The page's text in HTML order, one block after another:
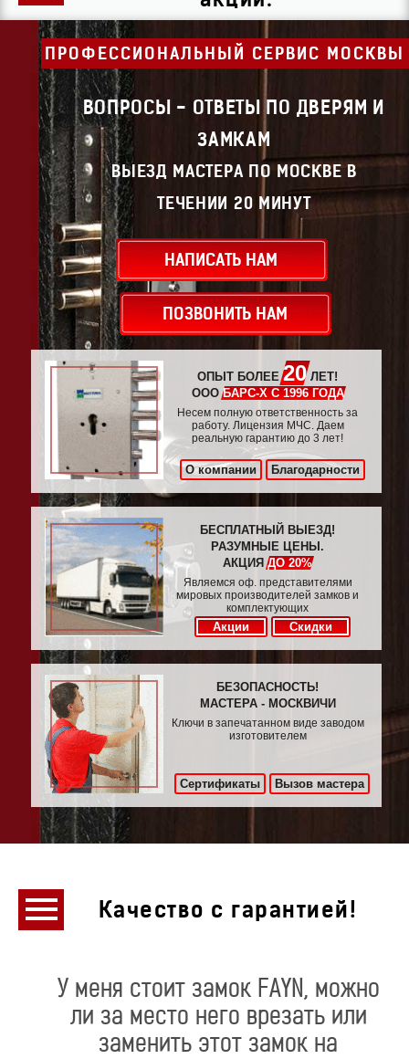
ПРОФЕССИОНАЛЬНЫЙ СЕРВИС МОСКВЫ
ВОПРОСЫ - ОТВЕТЫ ПО ДВЕРЯМ И
ЗАМКАМ
ВЫЕЗД МАСТЕРА ПО МОСКВЕ В
ТЕЧЕНИИ 20 МИНУТ
НАПИСАТЬ НАМ
ПОЗВОНИТЬ НАМ
ОПЫТ БОЛЕЕ20ЛЕТ!
ОООБАРС-Х С 1996 ГОДА
Несем полную ответственность за
работу. Лицензия МЧС. Даем
реальную гарантию до 3 лет!
О компании Благодарности
БЕСПЛАТНЫЙ ВЫЕЗД!
РАЗУМНЫЕ ЦЕНЫ.
АКЦИЯДО 20%
Являемся оф. представителями
мировых производителей замков и
комплектующих
Акции Скидки
БЕЗОПАСНОСТЬ!
МАСТЕРА - МОСКВИЧИ
Ключи в запечатанном виде заводом
изготовителем
Сертификаты Вызов мастера
Качество с гарантией!
У меня стоит замок FAYN, можно
ли за место него врезать или
заменить этот замок на